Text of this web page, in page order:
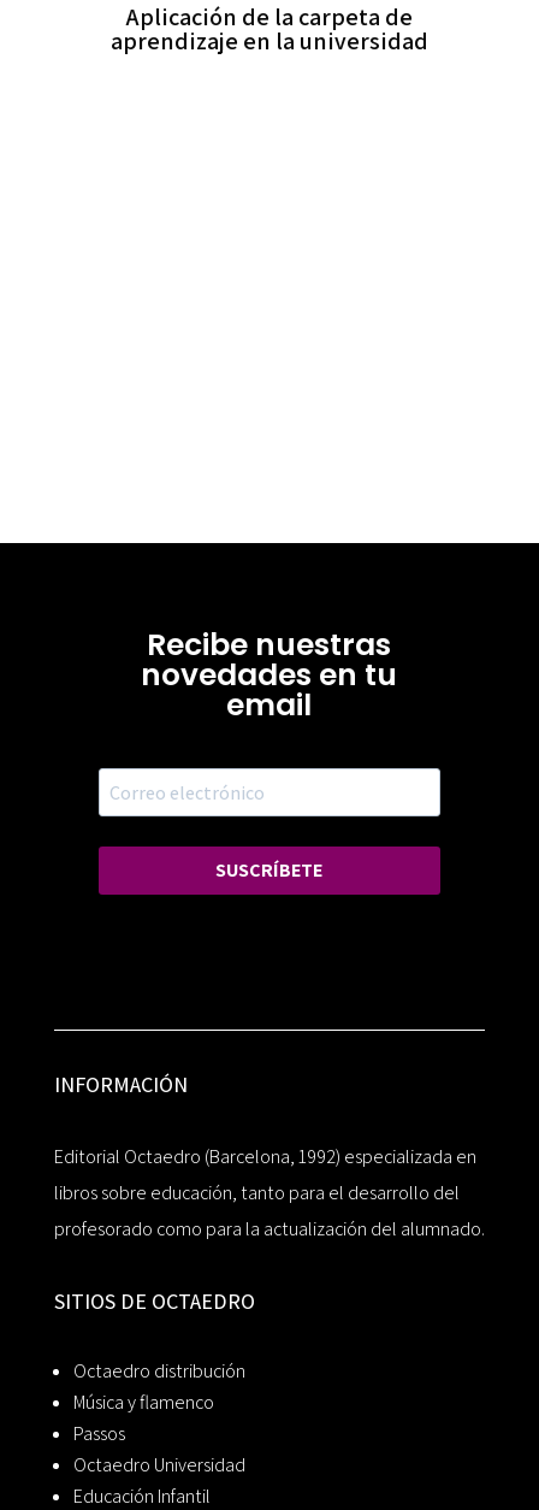
Aplicación de la carpeta de
aprendizaje en la universidad
Recibe nuestras
novedades en tu
email
SUSCRÍBETE
INFORMACIÓN
Editorial Octaedro (Barcelona, 1992) especializada en
libros sobre educación, tanto para el desarrollo del
profesorado como para la actualización del alumnado.
SITIOS DE OCTAEDRO
Octaedro distribución
Música y flamenco
Passos
Octaedro Universidad
Educación Infantil